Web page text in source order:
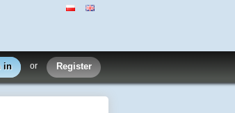
in or Register